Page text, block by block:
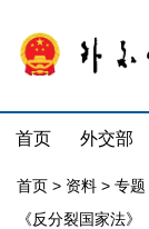
首页 外交部
首页 > 资料 > 专题
《反分裂国家法》